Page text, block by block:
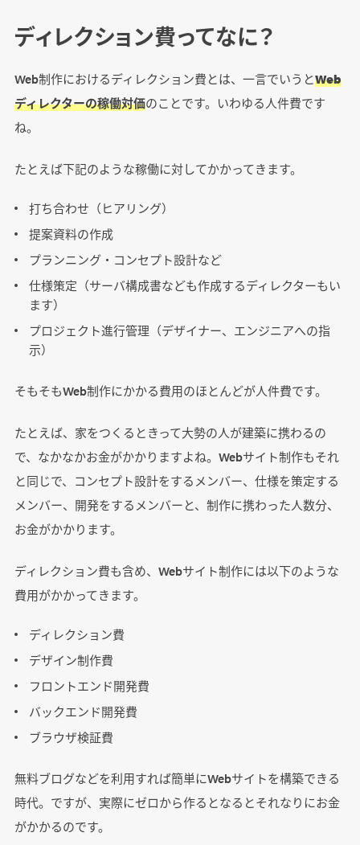
ブラウザ検証費
まとめ
ディレクション費ってなに？
Web制作におけるディレクション費とは、一言でいうとWeb
ディレクターの稼働対価のことです。いわゆる人件費です
ね。
たとえば下記のような稼働に対してかかってきます。
打ち合わせ（ヒアリング）
提案資料の作成
プランニング・コンセプト設計など
仕様策定（サーバ構成書なども作成するディレクターもい
ます）
プロジェクト進行管理（デザイナー、エンジニアへの指
示）
そもそもWeb制作にかかる費用のほとんどが人件費です。
たとえば、家をつくるときって大勢の人が建築に携わるの
で、なかなかお金がかかりますよね。Webサイト制作もそれ
と同じで、コンセプト設計をするメンバー、仕様を策定する
メンバー、開発をするメンバーと、制作に携わった人数分、
お金がかかります。
ディレクション費も含め、Webサイト制作には以下のような
費用がかかってきます。
ディレクション費
デザイン制作費
フロントエンド開発費
バックエンド開発費
ブラウザ検証費
無料ブログなどを利用すれば簡単にWebサイトを構築できる
時代。ですが、実際にゼロから作るとなるとそれなりにお金
がかかるのです。